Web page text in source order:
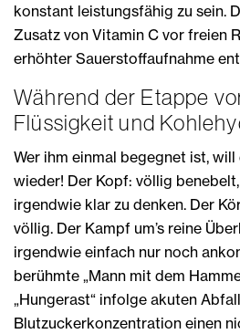
konstant leistungsfähig zu sein.
Zusatz von Vitamin C vor freien
erhöhter Sauerstoffaufnahme
Während der Etappe
Flüssigkeit und
Wer ihm einmal begegnet ist,
wieder! Der Kopf: völlig
irgendwie klar zu denken. Der
völlig. Der Kampf um’s reine
irgendwie einfach nur noch
berühmte „Mann mit dem
„Hungerast“ infolge akuten
Blutzuckerkonzentration einen